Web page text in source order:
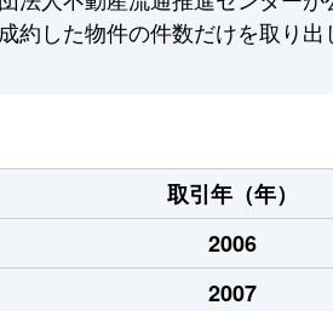
約した物件の件数だけを取り
取引年（年）
2006
2007